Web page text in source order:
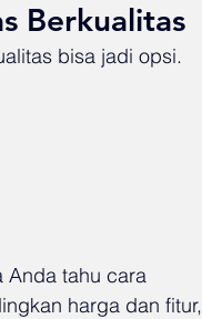
Berkualitas
bisa jadi opsi.
Anda tahu cara
harga dan fitur,